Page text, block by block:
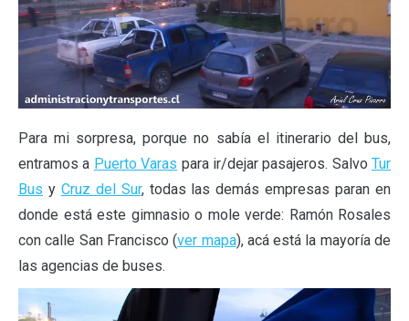
Para mi sorpresa, porque no sabía el itinerario del bus,
entramos a Puerto Varas para ir/dejar pasajeros. Salvo Tur
Bus y Cruz del Sur, todas las demás empresas paran en
donde está este gimnasio o mole verde: Ramón Rosales
con calle San Francisco (ver mapa), acá está la mayoría de
las agencias de buses.